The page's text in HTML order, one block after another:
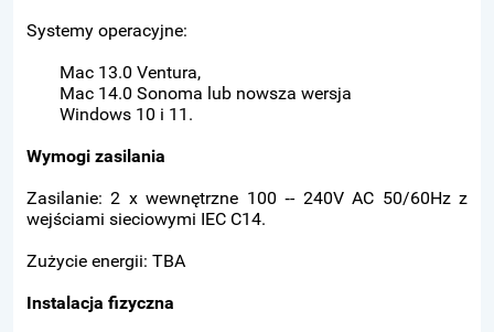
Systemy operacyjne:
Mac 13.0 Ventura,
Mac 14.0 Sonoma lub nowsza wersja
Windows 10 i 11.
Wymogi zasilania
Zasilanie: 2 x wewnętrzne 100 ‑- 240V AC 50/60Hz z
wejściami sieciowymi IEC C14.
Zużycie energii: TBA
Instalacja fizyczna